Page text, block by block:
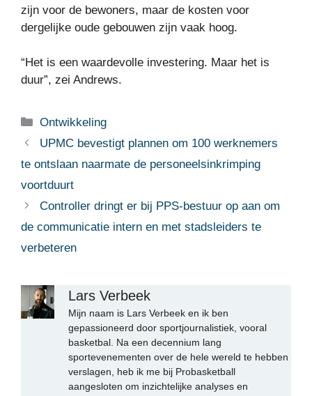
zijn voor de bewoners, maar de kosten voor
dergelijke oude gebouwen zijn vaak hoog.
“Het is een waardevolle investering. Maar het is
duur”, zei Andrews.
Categorieën
Ontwikkeling
UPMC bevestigt plannen om 100 werknemers
te ontslaan naarmate de personeelsinkrimping
voortduurt
Controller dringt er bij PPS-bestuur op aan om
de communicatie intern en met stadsleiders te
verbeteren
Lars Verbeek
Mijn naam is Lars Verbeek en ik ben
gepassioneerd door sportjournalistiek, vooral
basketbal. Na een decennium lang
sportevenementen over de hele wereld te hebben
verslagen, heb ik me bij Probasketball
aangesloten om inzichtelijke analyses en